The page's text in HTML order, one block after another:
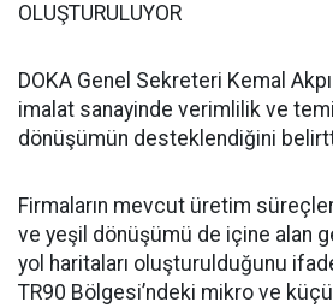
OLUŞTURULUYOR
DOKA Genel Sekreteri Kemal
imalat sanayinde verimlilik ve
dönüşümün desteklendiğini
Firmaların mevcut üretim
ve yeşil dönüşümü de içine alan
yol haritaları oluşturulduğunu
TR90 Bölgesi’ndeki mikro ve